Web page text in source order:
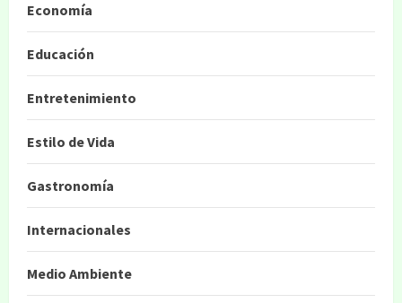
Economía
Educación
Entretenimiento
Estilo de Vida
Gastronomía
Internacionales
Medio Ambiente